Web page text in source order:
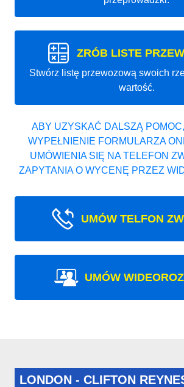
ZRÓB LISTE
Stwórz listę przewozową swoich
wartość.
ABY UZYSKAĆ DALSZĄ
WYPEŁNIENIE FORMULARZA
UMÓWIENIA SIĘ NA TELEFON
ZAPYTANIA O WYCENĘ PRZEZ
UMÓW TELFON
UMÓW
LONDON - CLIFTON